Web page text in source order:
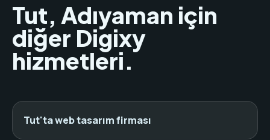
Tut, Adıyaman için
diğer Digixy
hizmetleri.
Tut'ta web tasarım firması